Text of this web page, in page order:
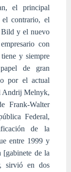
el principal
contrario, el
Bild y el nuevo
con
tiene y siempre
de gran
por el actual
Andrij Melnyk,
Frank-Walter
Federal,
de la
entre 1999 y
de la
sirvió en dos